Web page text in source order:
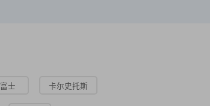
富士 卡尔史托斯